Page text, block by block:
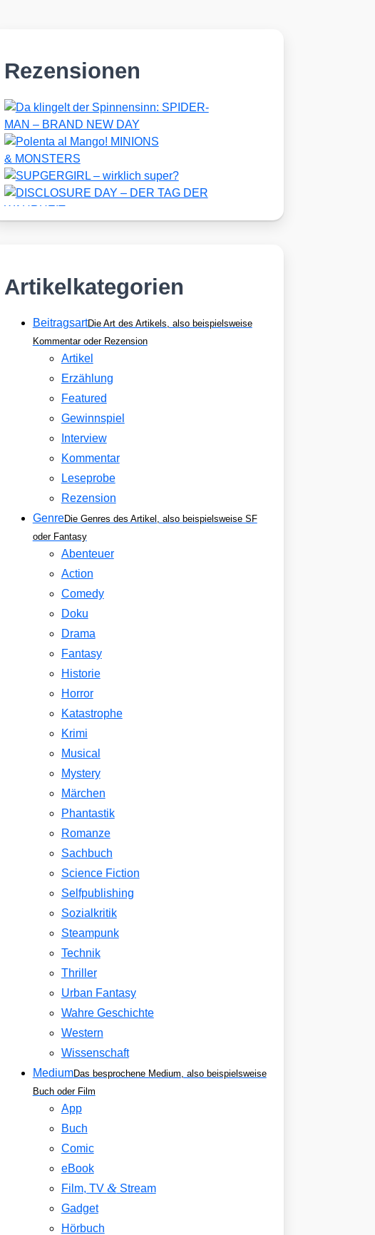
Rezensionen
Artikelkategorien
BeitragsartDie Art des Artikels, also beispielsweise
Kommentar oder Rezension
Artikel
Erzählung
Featured
Gewinnspiel
Interview
Kommentar
Leseprobe
Rezension
GenreDie Genres des Artikel, also beispielsweise SF
oder Fantasy
Abenteuer
Action
Comedy
Doku
Drama
Fantasy
Historie
Horror
Katastrophe
Krimi
Musical
Mystery
Märchen
Phantastik
Romanze
Sachbuch
Science Fiction
Selfpublishing
Sozialkritik
Steampunk
Technik
Thriller
Urban Fantasy
Wahre Geschichte
Western
Wissenschaft
MediumDas besprochene Medium, also beispielsweise
Buch oder Film
App
Buch
Comic
eBook
Film, TV &Stream
Gadget
Hörbuch